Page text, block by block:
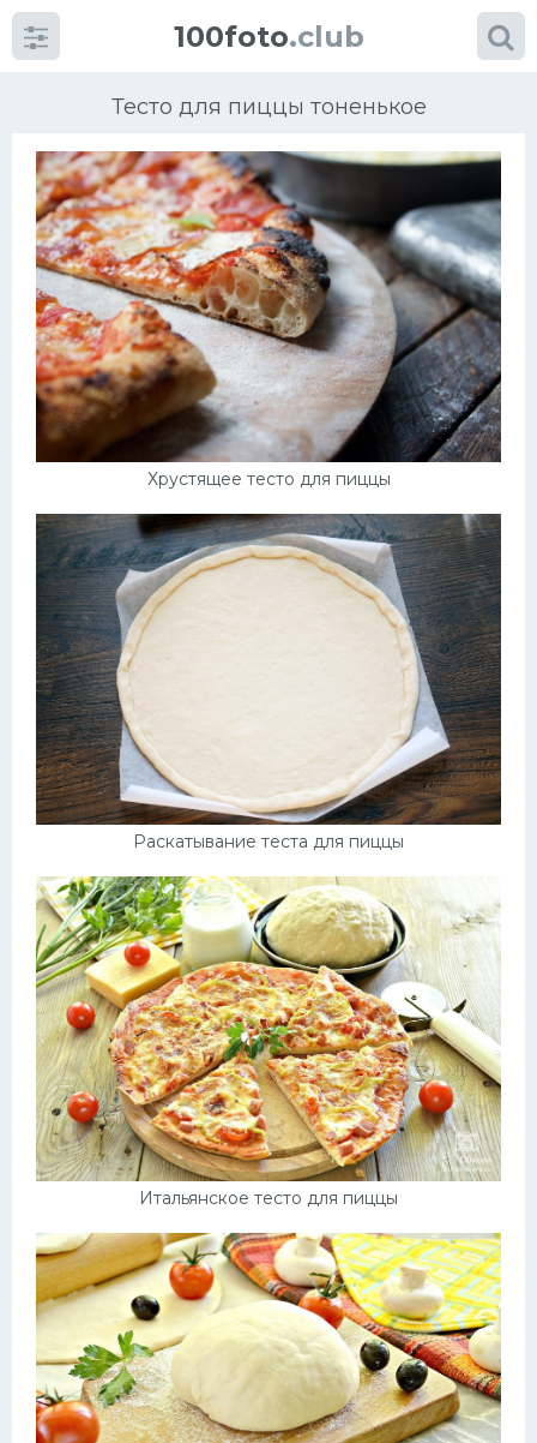
100foto.club
Тесто для пиццы тоненькое
Хрустящее тесто для пиццы
Раскатывание теста для пиццы
Итальянское тесто для пиццы
Категориикартинок
Супы
Мясные блюда
Печенье
Выпечка
Десерт
Напитки
Дизайн комнаты